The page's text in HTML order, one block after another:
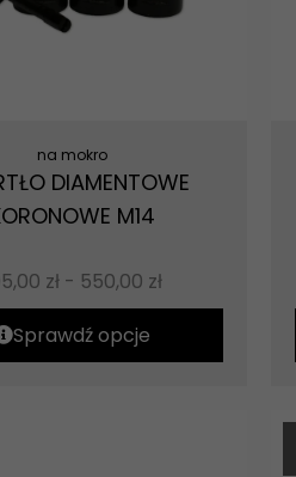
na mokro
DIAMENTOWE
M14
zł - 550,00 zł
Sprawdź opcje